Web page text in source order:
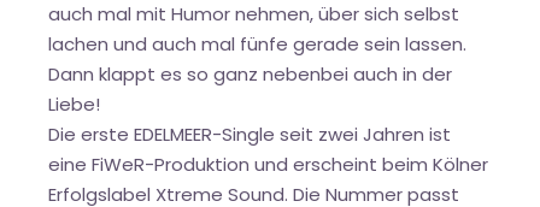
auch mal mit Humor nehmen, über sich selbst
lachen und auch mal fünfe gerade sein lassen.
Dann klappt es so ganz nebenbei auch in der
Liebe!
Die erste EDELMEER-Single seit zwei Jahren ist
eine FiWeR-Produktion und erscheint beim Kölner
Erfolgslabel Xtreme Sound. Die Nummer passt